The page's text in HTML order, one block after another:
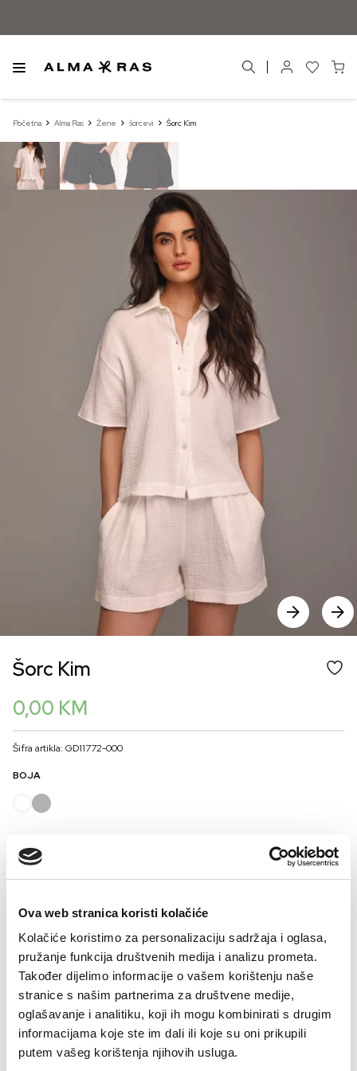
Ova web stranica koristi kolačiće
Kolačiće koristimo za personalizaciju sadržaja i oglasa,
pružanje funkcija društvenih medija i analizu prometa.
Također dijelimo informacije o vašem korištenju naše
stranice s našim partnerima za društvene medije,
oglašavanje i analitiku, koji ih mogu kombinirati s drugim
informacijama koje ste im dali ili koje su oni prikupili
putem vašeg korištenja njihovih usluga.
Početna Alma Ras Žene šorcevi Šorc Kim
Šorc Kim
0,00 KM
Šifra artikla: GD11772-000
BOJA
- + DODAJTE U KORPU
Košuljar pamuk je prirodan i prozračan materijal koji omogućava koži da diše,
čineći ga idealnim izborom za nošenje tokom cijele godine. Njegova čvršća
tkanina u odnosu na obični pamuk osigurava uredniji izgled i bolju postojanost,
dok ga mekoća čini ugodnim na koži, posebno za osobe s osjetljivom kožom.
Prednosti materijala Košuljar 100% pamuk: prirodan i prozračan – idealan za
toplije dane, ne iritira kožu – pogodan za osobe s osjetljivom kožom.